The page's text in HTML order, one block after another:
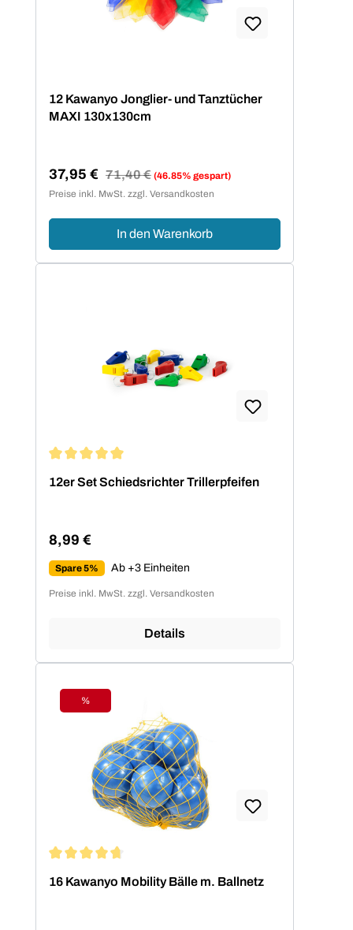
12 Kawanyo Jonglier- und Tanztücher
MAXI 130x130cm
Verkaufspreis:
37,95 € Regulärer Preis:
71,40 € (46.85% gespart)
Preise inkl. MwSt. zzgl. Versandkosten
In den Warenkorb
12er Set Schiedsrichter Trillerpfeifen
Regulärer Preis:
8,99 €
Spare 5% Ab +3 Einheiten
Preise inkl. MwSt. zzgl. Versandkosten
Details
Rabatt
%
16 Kawanyo Mobility Bälle m. Ballnetz